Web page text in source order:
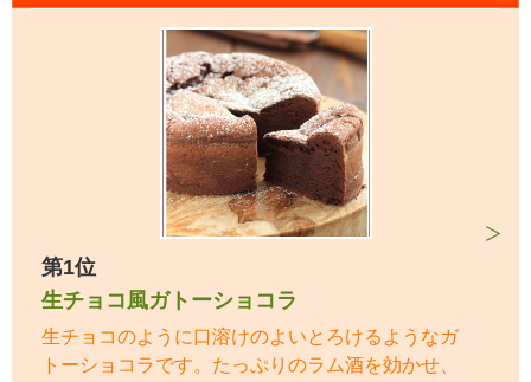
第1位
生チョコ風ガトーショコラ
生チョコのように口溶けのよいとろけるようなガ
トーショコラです。たっぷりのラム酒を効かせ、